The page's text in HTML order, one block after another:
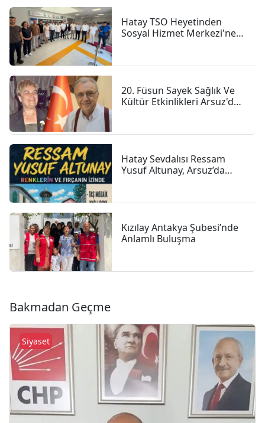
Hatay TSO Heyetinden
Sosyal Hizmet Merkezi'ne
20. Füsun Sayek Sağlık Ve
Kültür Etkinlikleri Arsuz'da
Hatay Sevdalısı Ressam
Yusuf Altunay, Arsuz’da
Kızılay Antakya Şubesi’nde
Anlamlı Buluşma
Bakmadan Geçme
Siyaset